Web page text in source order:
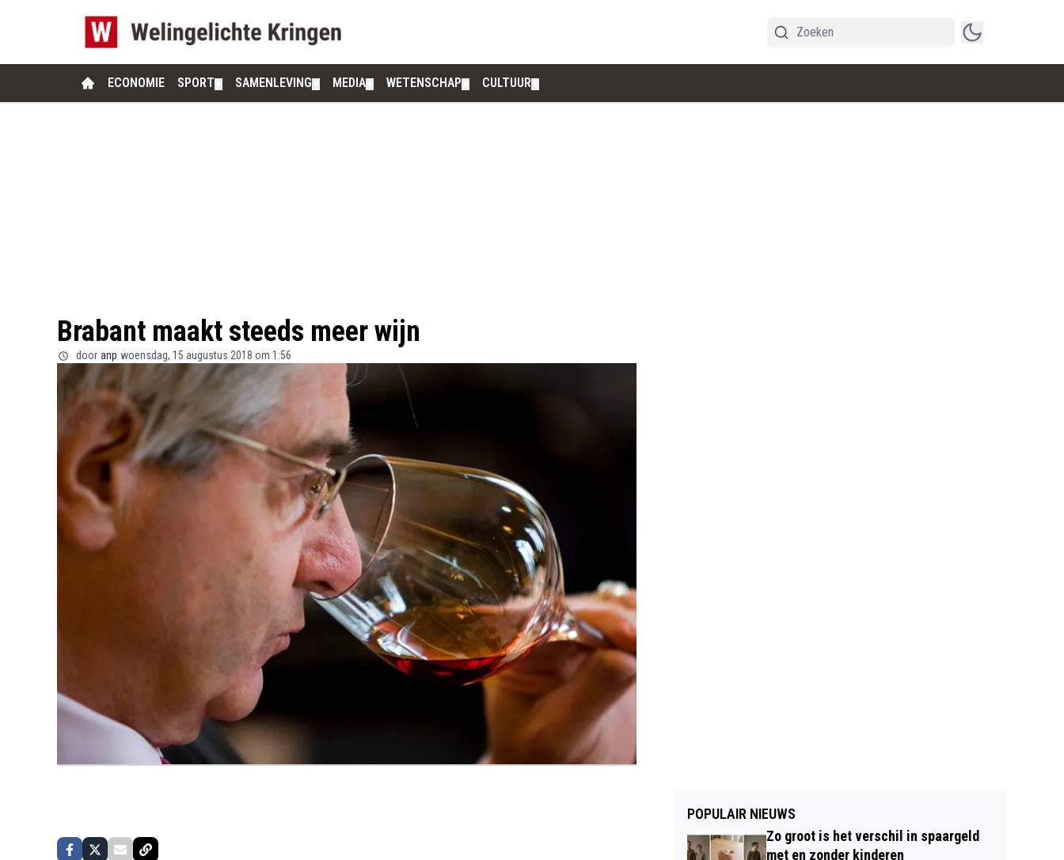
ECONOMIE SPORT SAMENLEVING MEDIA WETENSCHAP CULTUUR
Brabant maakt steeds meer wijn
door anp woensdag, 15 augustus 2018 om 1:56
POPULAIR NIEUWS
Zo groot is het verschil in spaargeld
met en zonder kinderen